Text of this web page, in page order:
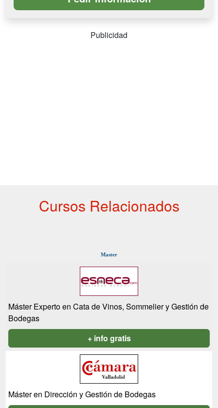
Publicidad
Cursos Relacionados
Master
Máster Experto en Cata de Vinos, Sommelier y Gestión de
Bodegas
+ info gratis
Máster en Dirección y Gestión de Bodegas